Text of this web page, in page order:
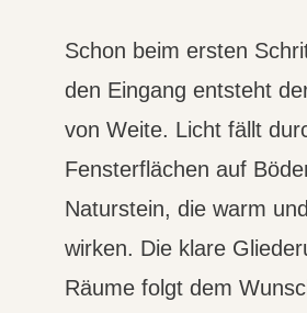
Schon beim ersten
den Eingang entsteht
von Weite. Licht fällt
Fensterflächen auf
Naturstein, die warm
wirken. Die klare
Räume folgt dem